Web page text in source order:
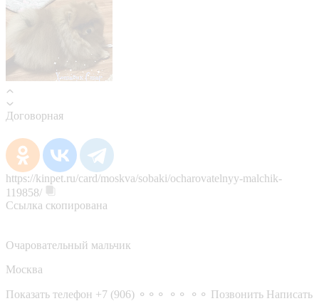
Договорная
https://kinpet.ru/card/moskva/sobaki/ocharovatelnyy-malchik-
119858/
Ссылка скопирована
Очаровательный мальчик
Москва
Показать телефон +7 (906) ⚬⚬⚬ ⚬⚬ ⚬⚬ Позвонить Написать